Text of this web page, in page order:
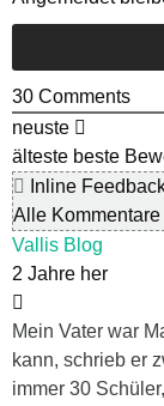
30 Comments
neuste
älteste beste
Inline
Alle
Vallis Blog
2 Jahre her
Mein Vater war
kann, schrieb er
immer 30